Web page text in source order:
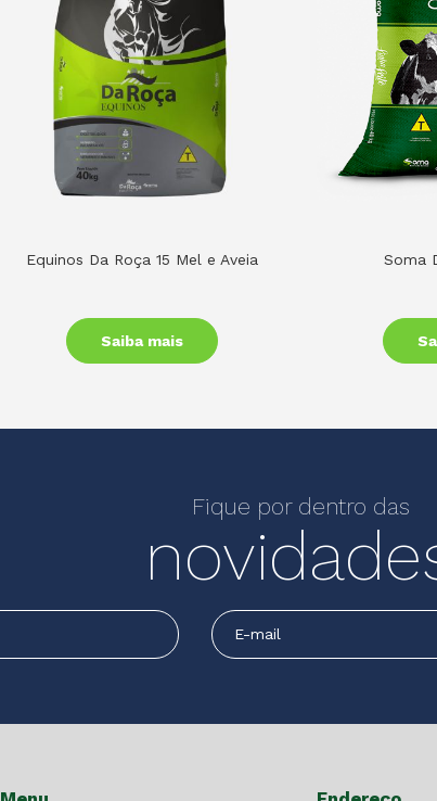
Equinos Da Roça 15 Mel e Aveia
Saiba mais
Soma
Fique por dentro das